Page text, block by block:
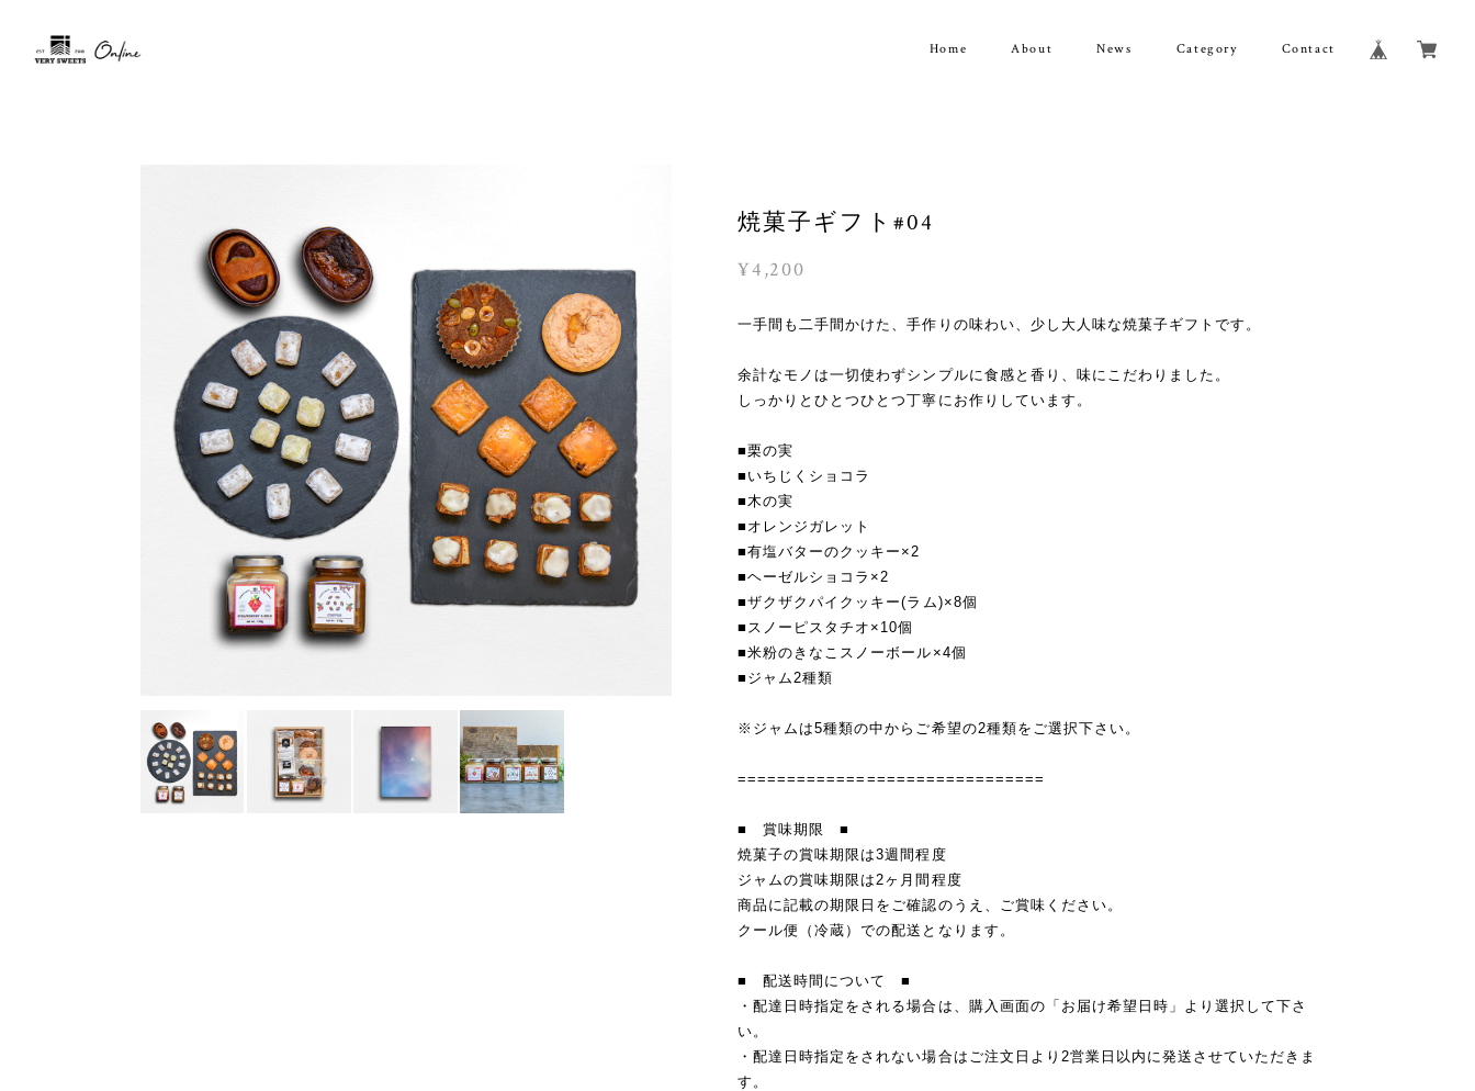
Home About News Category Contact
焼菓子ギフト#04
¥4,200
一手間も二手間かけた、手作りの味わい、少し大人味な焼菓子ギフトです。
余計なモノは一切使わずシンプルに食感と香り、味にこだわりました。
しっかりとひとつひとつ丁寧にお作りしています。
■栗の実
■いちじくショコラ
■木の実
■オレンジガレット
■有塩バターのクッキー×2
■ヘーゼルショコラ×2
■ザクザクパイクッキー(ラム)×8個
■スノーピスタチオ×10個
■米粉のきなこスノーボール×4個
■ジャム2種類
※ジャムは5種類の中からご希望の2種類をご選択下さい。
===============================
■ 賞味期限 ■
焼菓子の賞味期限は3週間程度
ジャムの賞味期限は2ヶ月間程度
商品に記載の期限日をご確認のうえ、ご賞味ください。
クール便（冷蔵）での配送となります。
■ 配送時間について ■
・配達日時指定をされる場合は、購入画面の「お届け希望日時」より選択して下さ
い。
・配達日時指定をされない場合はご注文日より2営業日以内に発送させていただきま
す。